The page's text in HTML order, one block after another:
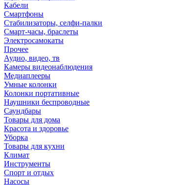
Кабели
Смартфоны
Стабилизаторы, селфи-палки
Смарт-часы, браслеты
Электросамокаты
Прочее
Аудио, видео, тв
Камеры видеонаблюдения
Медиаплееры
Умные колонки
Колонки портативные
Наушники беспроводные
Саундбары
Товары для дома
Красота и здоровье
Уборка
Товары для кухни
Климат
Инструменты
Спорт и отдых
Насосы